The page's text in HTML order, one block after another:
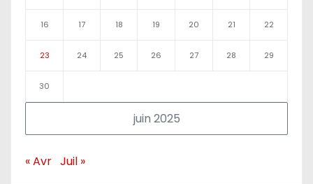
juin 2025
16 17 18 19 20 21 22
23 24 25 26 27 28 29
30
« Avr Juil »